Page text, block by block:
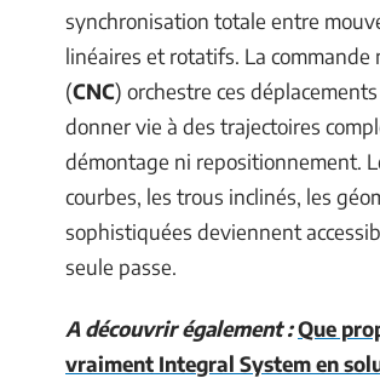
synchronisation totale entre
linéaires et rotatifs. La commande
(CNC) orchestre ces
donner vie à des trajectoires
démontage ni repositionnement.
courbes, les trous inclinés, les
sophistiquées deviennent
seule passe.
A découvrir également :Que
vraiment Integral System en